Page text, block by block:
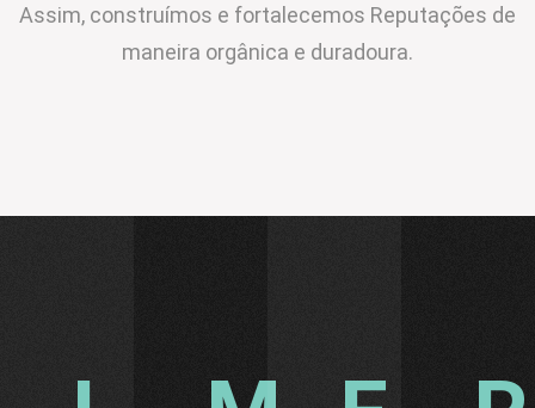
Assim, construímos e fortalecemos Reputações de
maneira orgânica e duradoura.